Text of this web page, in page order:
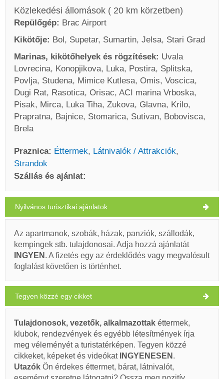
Közlekedési állomások ( 20 km körzetben)
Repülőgép: Brac Airport
Kikötője: Bol, Supetar, Sumartin, Jelsa, Stari Grad
Marinas, kikötőhelyek és rögzítések: Uvala
Lovrecina, Konopjikova, Luka, Postira, Splitska,
Povlja, Studena, Mimice Kutlesa, Omis, Voscica,
Dugi Rat, Rasotica, Orisac, ACI marina Vrboska,
Pisak, Mirca, Luka Tiha, Zukova, Glavna, Krilo,
Prapratna, Bajnice, Stomarica, Sutivan, Bobovisca,
Brela
Praznica: Éttermek, Látnivalók / Attrakciók,
Strandok
Szállás és ajánlat:
Praznica Időjárás
CSÜTÖRTÖK
Horvátország,Brac sziget,
PRAZNICA
32°C
clear sky
Szélsebesség: 2.96 km/h
Turistatérkép
Buffet BEPO (Étterem) Praznica
Ivan Nane (Google places)
Address: Pražnica 2, Pražnica +385 21 646 129
WORKING HOURS
Nyilvános turisztikai ajánlatok
Az apartmanok, szobák, házak, panziók, szállodák,
kempingek stb. tulajdonosai. Adja hozzá ajánlatát
INGYEN . A fizetés egy az érdeklődés vagy megvalósult
foglalást követően is történhet.
Tegyen közzé egy cikket
Tulajdonosok, vezetők, alkalmazottak éttermek,
klubok, rendezvények és egyébb létesítmények írja
meg véleményét a turistatérképen. Tegyen közzé
cikkeket, képeket és videókat INGYENESEN .
Utazók Ön érdekes éttermet, bárat, látnivalót,